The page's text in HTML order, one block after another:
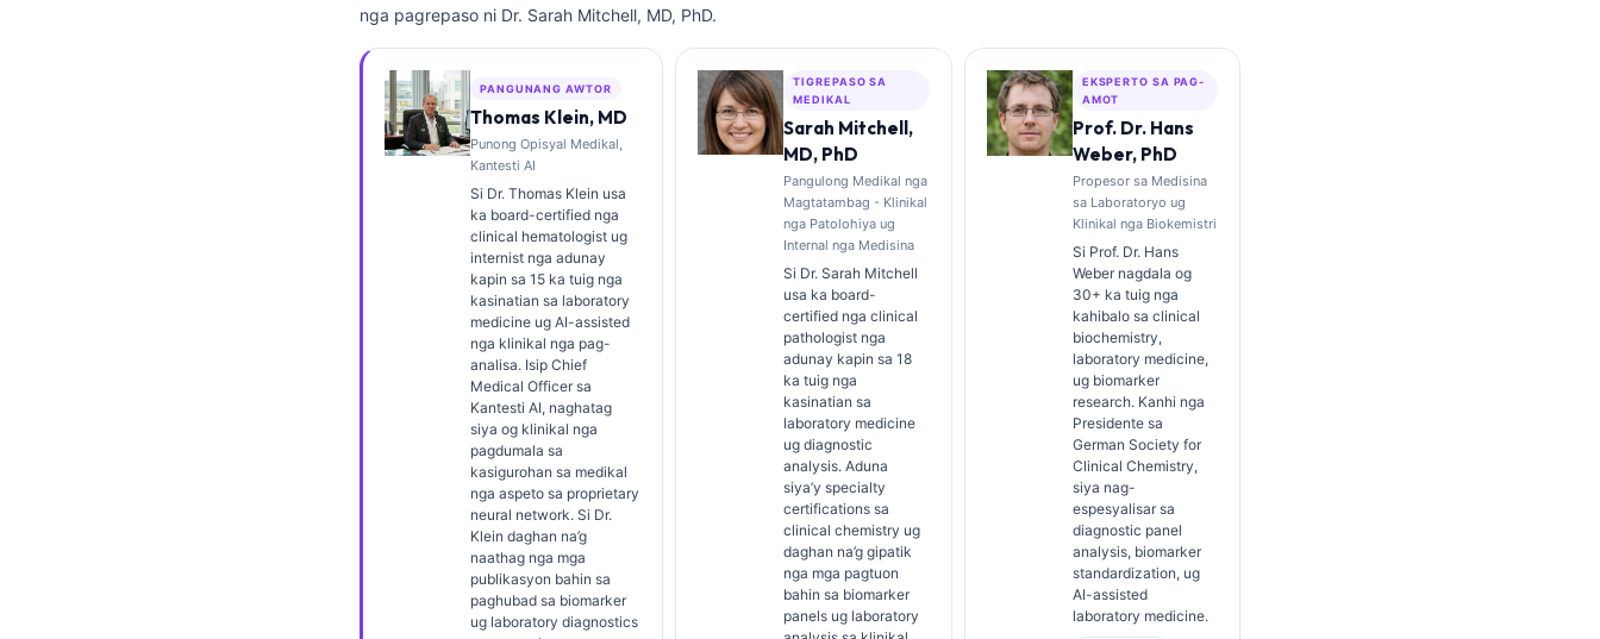
nga pagrepaso ni Dr. Sarah Mitchell, MD, PhD.
PANGUNANG AWTOR
Thomas Klein, MD
Punong Opisyal Medikal,
Kantesti AI
Si Dr. Thomas Klein usa
ka board-certified nga
clinical hematologist ug
internist nga adunay
kapin sa 15 ka tuig nga
kasinatian sa laboratory
medicine ug AI-assisted
nga klinikal nga pag-
analisa. Isip Chief
Medical Officer sa
Kantesti AI, naghatag
siya og klinikal nga
pagdumala sa
kasigurohan sa medikal
nga aspeto sa proprietary
neural network. Si Dr.
Klein daghan na’g
naathag nga mga
publikasyon bahin sa
paghubad sa biomarker
ug laboratory diagnostics
TIGREPASO SA
MEDIKAL
Sarah Mitchell,
MD, PhD
Pangulong Medikal nga
Magtatambag - Klinikal
nga Patolohiya ug
Internal nga Medisina
Si Dr. Sarah Mitchell
usa ka board-
certified nga clinical
pathologist nga
adunay kapin sa 18
ka tuig nga
kasinatian sa
laboratory medicine
ug diagnostic
analysis. Aduna
siya’y specialty
certifications sa
clinical chemistry ug
daghan na’g gipatik
nga mga pagtuon
bahin sa biomarker
panels ug laboratory
EKSPERTO SA PAG-
AMOT
Prof. Dr. Hans
Weber, PhD
Propesor sa Medisina
sa Laboratoryo ug
Klinikal nga Biokemistri
Si Prof. Dr. Hans
Weber nagdala og
30+ ka tuig nga
kahibalo sa clinical
biochemistry,
laboratory medicine,
ug biomarker
research. Kanhi nga
Presidente sa
German Society for
Clinical Chemistry,
siya nag-
espesyalisar sa
diagnostic panel
analysis, biomarker
standardization, ug
AI-assisted
laboratory medicine.